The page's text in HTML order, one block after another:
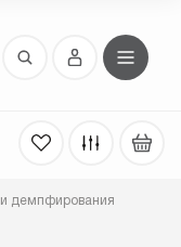
демпфирования